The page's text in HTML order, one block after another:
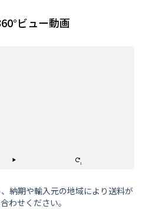
ビュー動画
納期や輸⼊元の地域により送料が
わせください。